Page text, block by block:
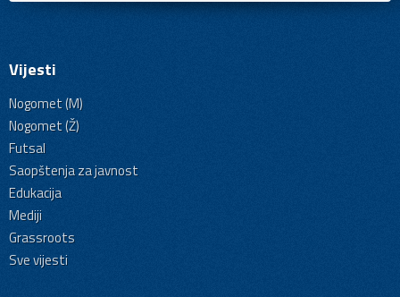
Vijesti
Nogomet (M)
Nogomet (Ž)
Futsal
Saopštenja za javnost
Edukacija
Mediji
Grassroots
Sve vijesti